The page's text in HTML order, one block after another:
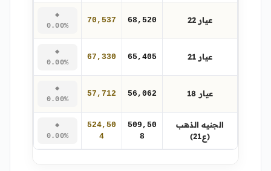
عيار 22 68,520
70,537
◆
0.00%
عيار 21 65,405
67,330
◆
0.00%
عيار 18 56,062
57,712
◆
0.00%
الجنيه الذهب
(ع21)
509,50
8
524,50
4
◆
0.00%